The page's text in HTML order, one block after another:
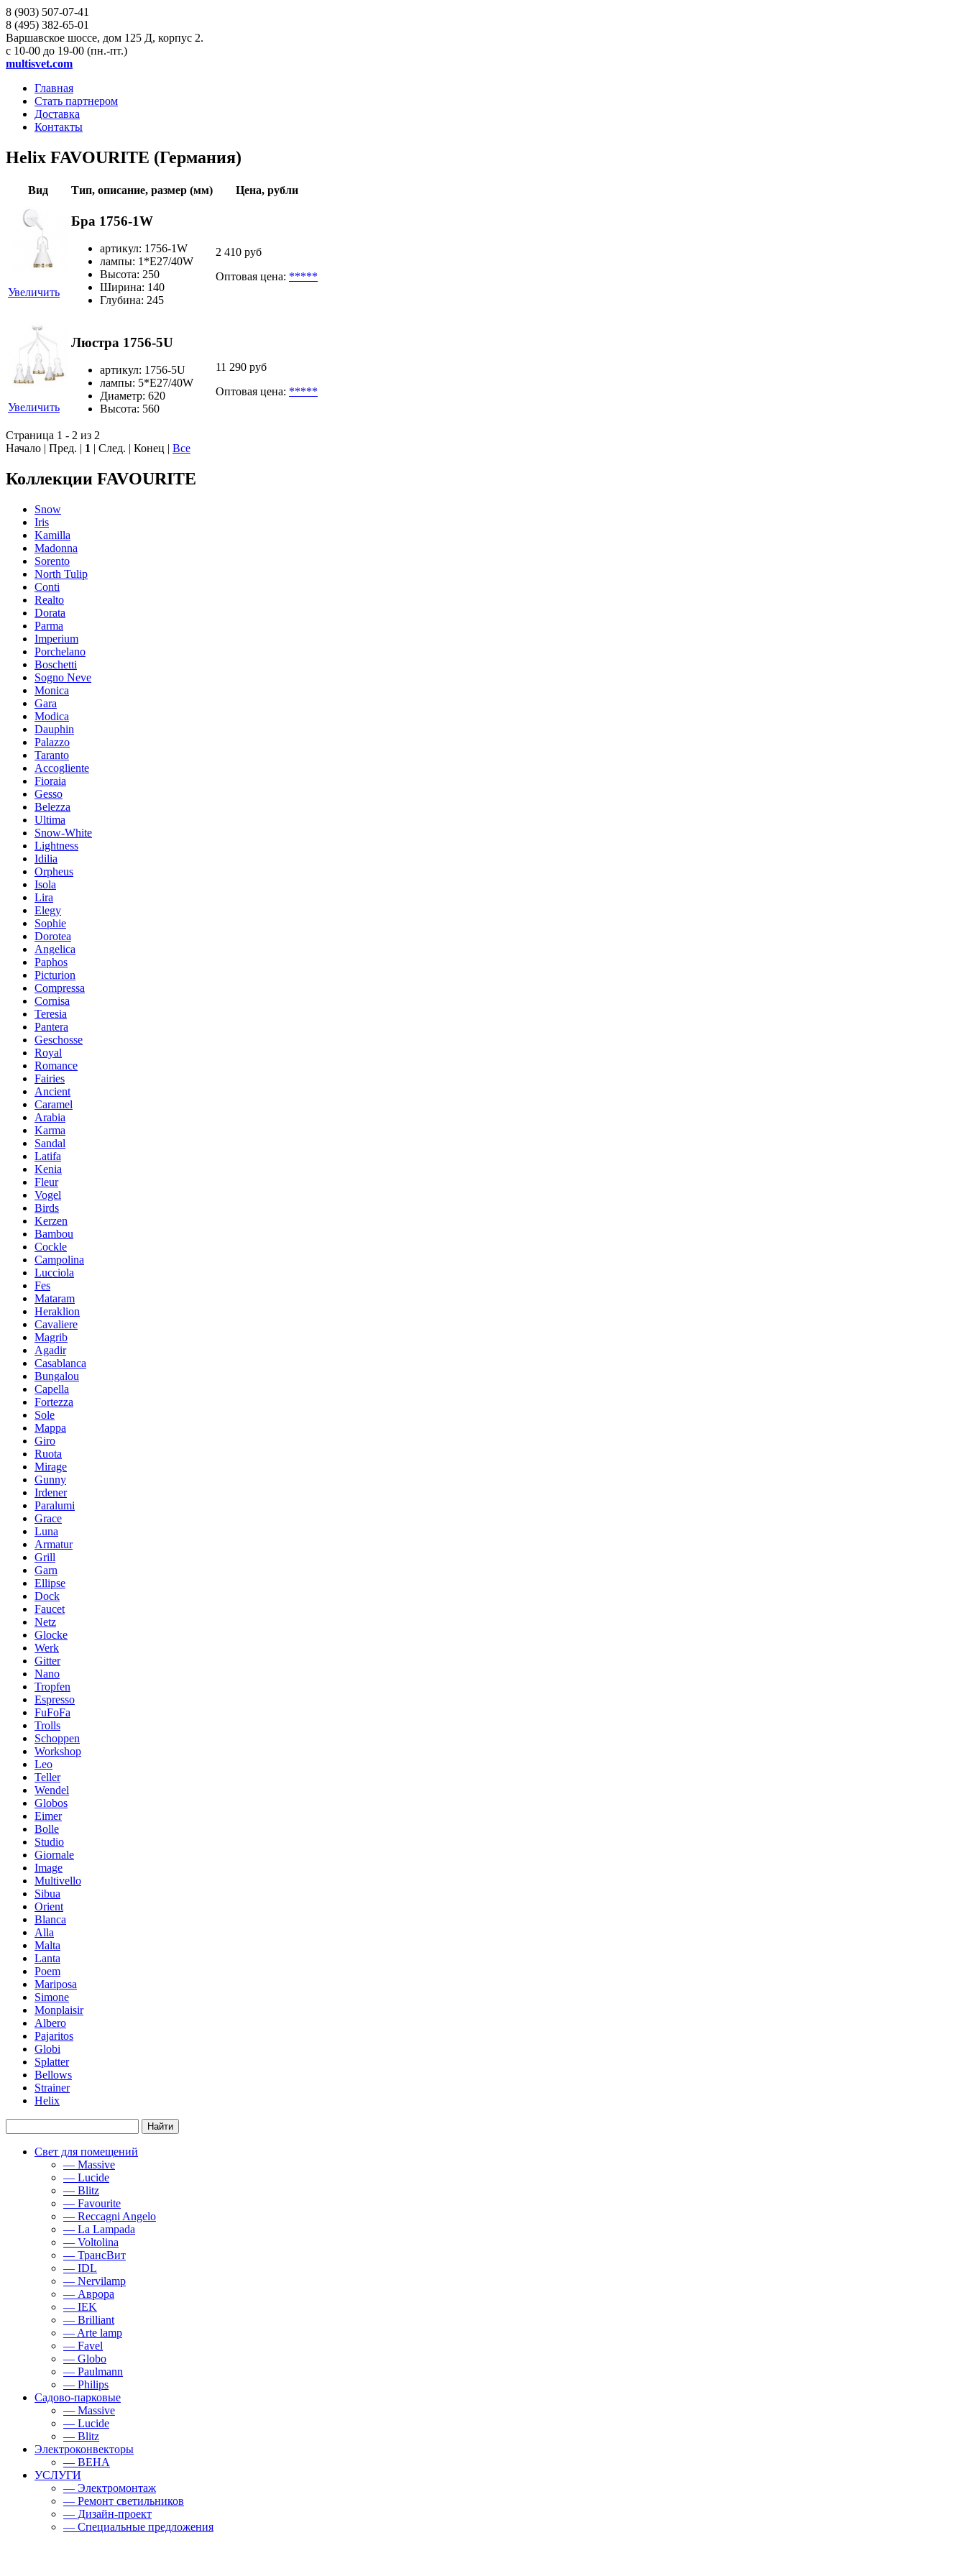
8 (903) 507-07-41
8 (495) 382-65-01
Варшавское шоссе, дом 125 Д, корпус 2.
с 10-00 до 19-00 (пн.-пт.)
multisvet.com
Главная
Стать партнером
Доставка
Контакты
Helix FAVOURITE (Германия)
Вид Тип, описание, размер (мм) Цена, рубли
Увеличить
Бра 1756-1W
артикул: 1756-1W
лампы: 1*E27/40W
Высота: 250
Ширина: 140
Глубина: 245
2 410 руб
Оптовая цена: *****
Увеличить
Люстра 1756-5U
артикул: 1756-5U
лампы: 5*E27/40W
Диаметр: 620
Высота: 560
11 290 руб
Оптовая цена: *****
Страница 1 - 2 из 2
Начало | Пред. | 1 | След. | Конец | Все
Коллекции FAVOURITE
Snow
Iris
Kamilla
Madonna
Sorento
North Tulip
Conti
Realto
Dorata
Parma
Imperium
Porchelano
Boschetti
Sogno Neve
Moniсa
Gara
Modica
Dauphin
Palazzo
Taranto
Accogliente
Fioraia
Gesso
Belezza
Ultima
Snow-White
Lightness
Idilia
Orpheus
Isola
Lira
Elegy
Sophie
Dorotea
Angelica
Paphos
Picturion
Compressa
Cornisa
Teresia
Pantera
Geschosse
Royal
Romance
Fairies
Ancient
Caramel
Arabia
Karma
Sandal
Latifa
Kenia
Fleur
Vogel
Birds
Kerzen
Bambou
Cockle
Campolina
Lucciola
Fes
Mataram
Heraklion
Cavaliere
Magrib
Agadir
Casablanca
Bungalou
Capella
Fortezza
Sole
Mappa
Giro
Ruota
Mirage
Gunny
Irdener
Paralumi
Grace
Luna
Armatur
Grill
Garn
Ellipse
Dock
Faucet
Netz
Glocke
Werk
Gitter
Nano
Tropfen
Espresso
FuFoFa
Trolls
Schoppen
Workshop
Leo
Teller
Wendel
Globos
Eimer
Bolle
Studio
Giornale
Image
Multivello
Sibua
Orient
Blanca
Alla
Malta
Lanta
Poem
Mariposa
Simone
Мonplaisir
Albero
Pajaritos
Globi
Splatter
Bellows
Strainer
Helix
Свет для помещений
— Massive
— Lucide
— Blitz
— Favourite
— Reccagni Angelo
— La Lampada
— Voltolina
— ТрансВит
— IDL
— Nervilamp
— Аврора
— IEK
— Brilliant
— Arte lamp
— Favel
— Globo
— Paulmann
— Philips
Садово-парковые
— Massive
— Lucide
— Blitz
Электроконвекторы
— BEHA
УСЛУГИ
— Электромонтаж
— Ремонт светильников
— Дизайн-проект
— Специальные предложения